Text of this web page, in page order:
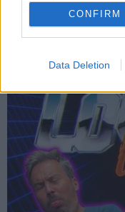
CONFIRM
Data Deletion
LEGFRISSEBB VIDEÓNK